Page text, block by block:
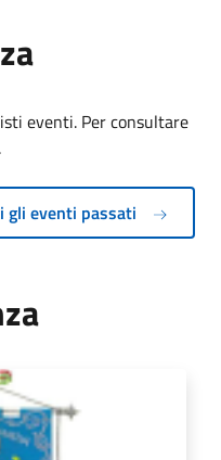
eventi. Per consultare
gli eventi passati